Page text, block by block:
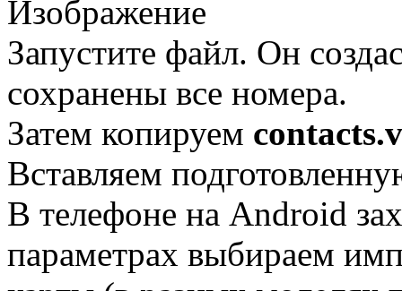
Запустите файл. Он
сохранены все номера.
Затем копируем
Вставляем
В телефоне на Android
параметрах выбираем